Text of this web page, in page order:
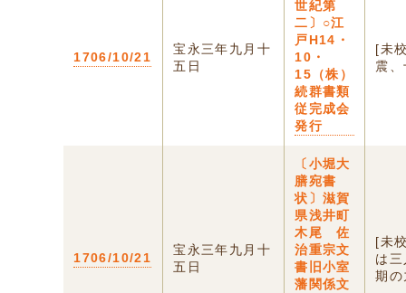
1706/10/21
宝永三年九月十
五日
世紀第
二〕○江
戸H14・
10・
15（株）
続群書類
従完成会
発行
[未
震
1706/10/21
宝永三年九月十
五日
〔小堀大
膳宛書
状〕滋賀
県浅井町
木尾 佐
治重宗文
書旧小室
藩関係文
[未
は
期